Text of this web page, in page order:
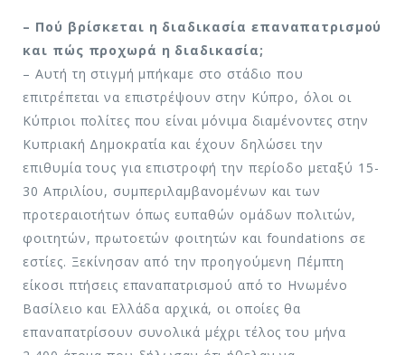
– Πού βρίσκεται η διαδικασία επαναπατρισμού
και πώς προχωρά η διαδικασία;
– Αυτή τη στιγμή μπήκαμε στο στάδιο που
επιτρέπεται να επιστρέψουν στην Κύπρο, όλοι οι
Κύπριοι πολίτες που είναι μόνιμα διαμένοντες στην
Κυπριακή Δημοκρατία και έχουν δηλώσει την
επιθυμία τους για επιστροφή την περίοδο μεταξύ 15-
30 Απριλίου, συμπεριλαμβανομένων και των
προτεραιοτήτων όπως ευπαθών ομάδων πολιτών,
φοιτητών, πρωτοετών φοιτητών και foundations σε
εστίες. Ξεκίνησαν από την προηγούμενη Πέμπτη
είκοσι πτήσεις επαναπατρισμού από το Ηνωμένο
Βασίλειο και Ελλάδα αρχικά, οι οποίες θα
επαναπατρίσουν συνολικά μέχρι τέλος του μήνα